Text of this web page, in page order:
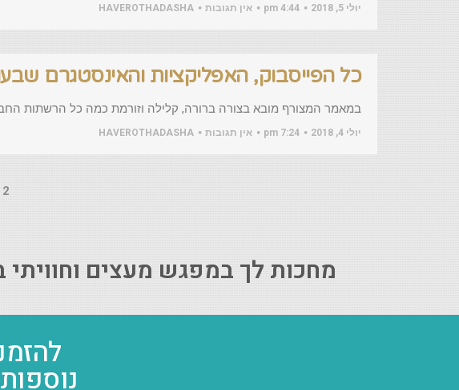
יולי 5, 2018 4:44 pm אין תגובות HAVEROTHADASHA
כל הפייסבוק, האפליקציות והאינסטגרם
במאמר המצורף מובא בצורה ברורה, קלילה וזורמת כמה כל הרשתות
יולי 4, 2018 7:24 pm אין תגובות HAVEROTHADASHA
2
מחכות לך במפגש מעצים